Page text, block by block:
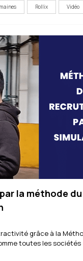
Rollix Vidéo
la méthode du
grâce à la
toutes les